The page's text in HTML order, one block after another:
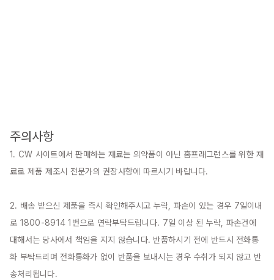
주의사항
1. CW 사이트에서 판매하는 재료는 의약품이 아닌 홈프래그런스를 위한 재
료로 제품 제조시 전문가의 권장사항에 따르시기 바랍니다.
2. 배송 받으신 제품을 즉시 확인해주시고 누락, 파손이 있는 경우 7일이내
로 1800-8914 1번으로 연락부탁드립니다. 7일 이상 된 누락, 파손건에
대해서는 당사에서 책임을 지지 않습니다. 반품하시기 전에 반드시 전화통
화 부탁드리며 전화통화가 없이 반품을 보내시는 경우 수취가 되지 않고 반
송처리됩니다.